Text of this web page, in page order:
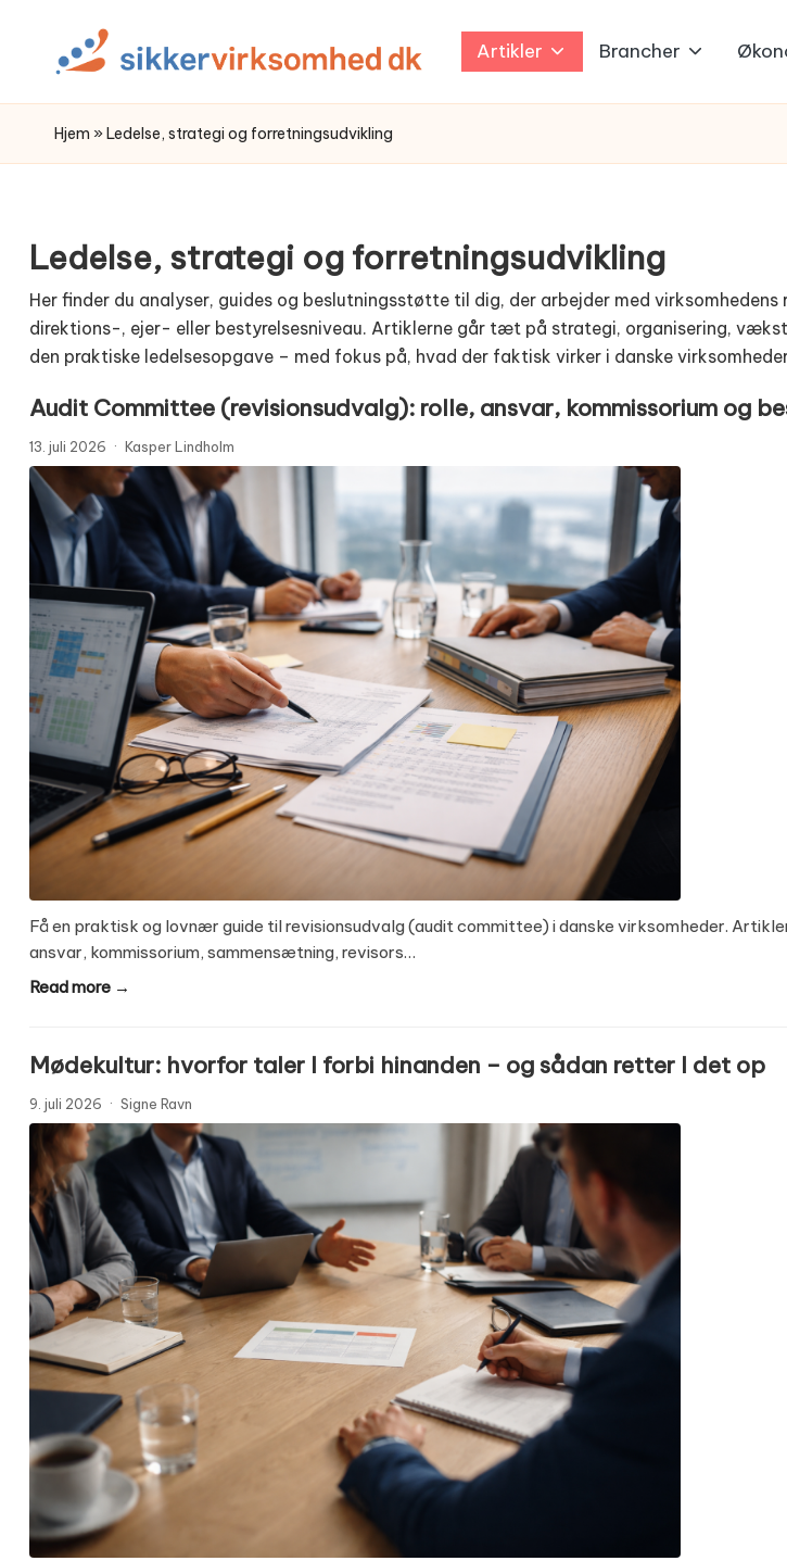
Artikler Brancher
Hjem » Ledelse, strategi og forretningsudvikling
Ledelse, strategi og forretningsudvikling
Her finder du analyser, guides og beslutningsstøtte til dig, der arbejder med virksomhedens
direktions-, ejer- eller bestyrelsesniveau. Artiklerne går tæt på strategi, organisering,
den praktiske ledelsesopgave – med fokus på, hvad der faktisk virker i danske
Audit Committee (revisionsudvalg): rolle, ansvar, kommissorium og
13. juli 2026 · Kasper Lindholm
Få en praktisk og lovnær guide til revisionsudvalg (audit committee) i danske virksomheder.
ansvar, kommissorium, sammensætning, revisors…
Read more →
Mødekultur: hvorfor taler I forbi hinanden – og sådan retter I det op
9. juli 2026 · Signe Ravn